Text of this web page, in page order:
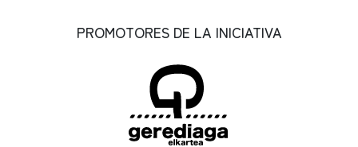
PROMOTORES DE LA INICIATIVA